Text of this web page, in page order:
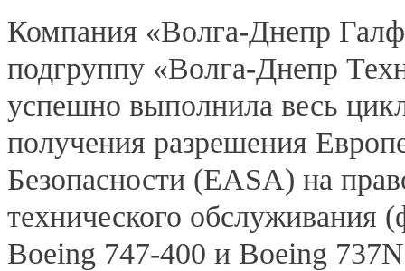
Компания «Волга-Днепр
подгруппу «Волга-Днепр
успешно выполнила весь
получения разрешения
Безопасности (EASA) на
технического обслуживания
Boeing 747-400 и Boeing